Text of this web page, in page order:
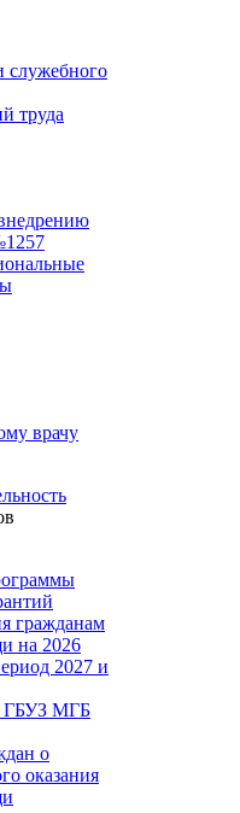
служебного
труда
врачу
гражданам
на 2026
2027 и
ГБУЗ МГБ
о
оказания